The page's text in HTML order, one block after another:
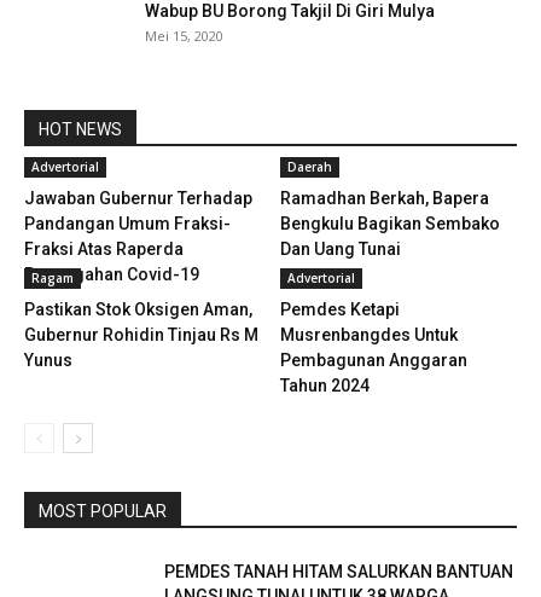
Wabup BU Borong Takjil Di Giri Mulya
Mei 15, 2020
HOT NEWS
Advertorial
Jawaban Gubernur Terhadap
Pandangan Umum Fraksi-
Fraksi Atas Raperda
Pencegahan Covid-19
Daerah
Ramadhan Berkah, Bapera
Bengkulu Bagikan Sembako
Dan Uang Tunai
Ragam
Pastikan Stok Oksigen Aman,
Gubernur Rohidin Tinjau Rs M
Yunus
Advertorial
Pemdes Ketapi
Musrenbangdes Untuk
Pembagunan Anggaran
Tahun 2024
MOST POPULAR
PEMDES TANAH HITAM SALURKAN BANTUAN